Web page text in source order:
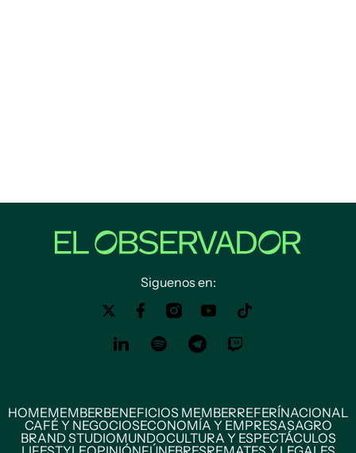
Siguenos en:
HOMEMEMBERBENEFICIOS MEMBERREFERÍNACIONAL
CAFÉ Y NEGOCIOSECONOMÍA Y EMPRESASAGRO
BRAND STUDIOMUNDOCULTURA Y ESPECTÁCULOS